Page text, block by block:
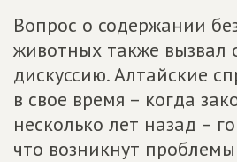
Вопрос о содержании
животных также вызвал
дискуссию. Алтайские
в свое время – когда
несколько лет назад –
что возникнут проблемы